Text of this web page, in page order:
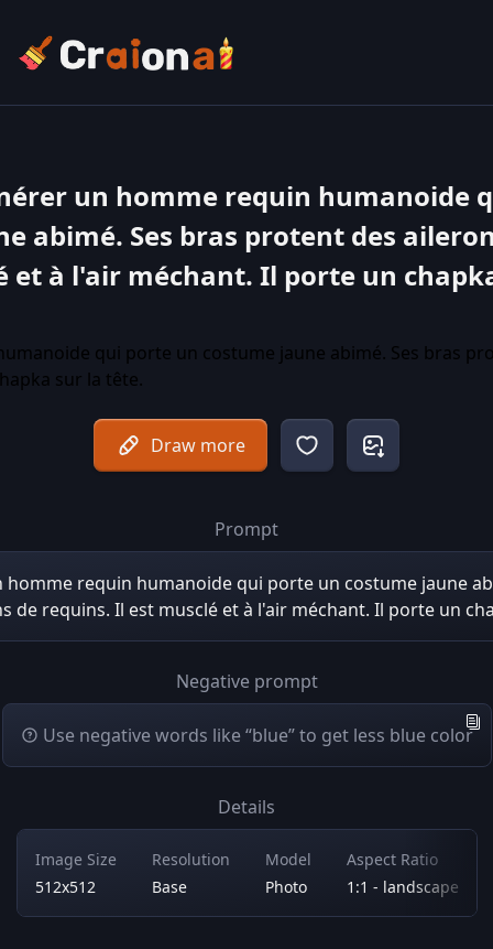
un homme requin humanoide
abimé. Ses bras protent des
et à l'air méchant. Il porte un
Draw more
Prompt
requin humanoide qui porte un costume jaune
de requins. Il est musclé et à l'air méchant. Il porte un
Negative prompt
Use negative words like “blue” to get less blue color
Details
Image Size
512x512
Resolution
Base
Model
Photo
Aspect Ratio
1:1 - landscape